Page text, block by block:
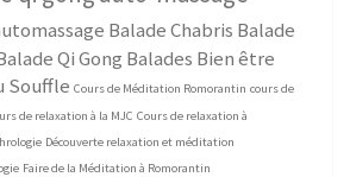
Balade Chabris Balade
Qi Gong Balades Bien être
Souffle Cours de Méditation Romorantin cours de
de relaxation à la MJC Cours de relaxation à
Découverte relaxation et méditation
Faire de la Méditation à Romorantin